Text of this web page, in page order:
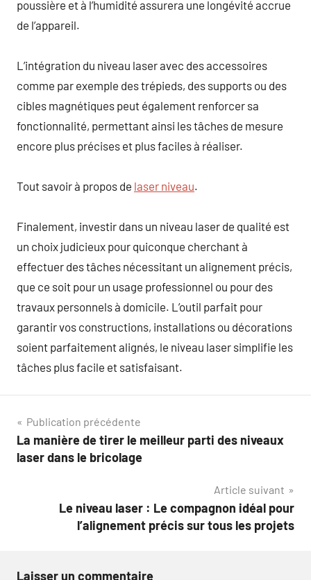
poussière et à l’humidité assurera une longévité accrue
de l’appareil.
L’intégration du niveau laser avec des accessoires
comme par exemple des trépieds, des supports ou des
cibles magnétiques peut également renforcer sa
fonctionnalité, permettant ainsi les tâches de mesure
encore plus précises et plus faciles à réaliser.
Tout savoir à propos de laser niveau.
Finalement, investir dans un niveau laser de qualité est
un choix judicieux pour quiconque cherchant à
effectuer des tâches nécessitant un alignement précis,
que ce soit pour un usage professionnel ou pour des
travaux personnels à domicile. L’outil parfait pour
garantir vos constructions, installations ou décorations
soient parfaitement alignés, le niveau laser simplifie les
tâches plus facile et satisfaisant.
Navigation
de
Publication précédente
La manière de tirer le meilleur parti des niveaux
laser dans le bricolage
Article suivant
Le niveau laser : Le compagnon idéal pour
l’alignement précis sur tous les projets
Laisser un commentaire